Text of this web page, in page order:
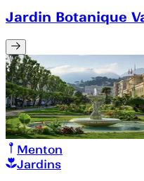
Jardin Botanique
Menton
Jardins